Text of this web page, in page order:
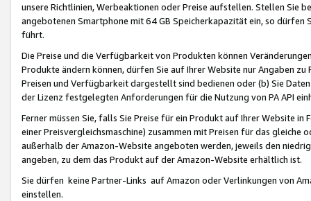
unsere Richtlinien, Werbeaktionen oder Preise aufstellen. Stellen Sie
angebotenen Smartphone mit 64 GB Speicherkapazität ein, so dürfen
führt.
Die Preise und die Verfügbarkeit von Produkten können
Produkte ändern können, dürfen Sie auf Ihrer Website nur Angaben
Preisen und Verfügbarkeit dargestellt sind bedienen oder (b) Sie
der Lizenz festgelegten Anforderungen für die Nutzung von PA API
Ferner müssen Sie, falls Sie Preise für ein Produkt auf Ihrer Website
einer Preisvergleichsmaschine) zusammen mit Preisen für das
außerhalb der Amazon-Website angeboten werden, jeweils den
angeben, zu dem das Produkt auf der Amazon-Website erhältlich ist.
Sie dürfen keine Partner-Links auf Amazon oder Verlinkungen von
einstellen.